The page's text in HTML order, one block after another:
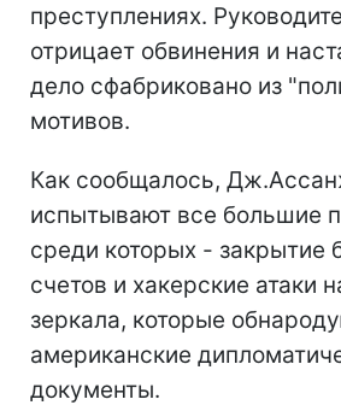
преступлениях.
отрицает обвинения и
дело сфабриковано из
мотивов.
Как сообщалось,
испытывают все большие
среди которых - закрытие
счетов и хакерские атаки
зеркала, которые
американские
документы.